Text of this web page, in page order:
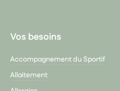
Vos besoins
Accompagnement du Sportif
Allaitement